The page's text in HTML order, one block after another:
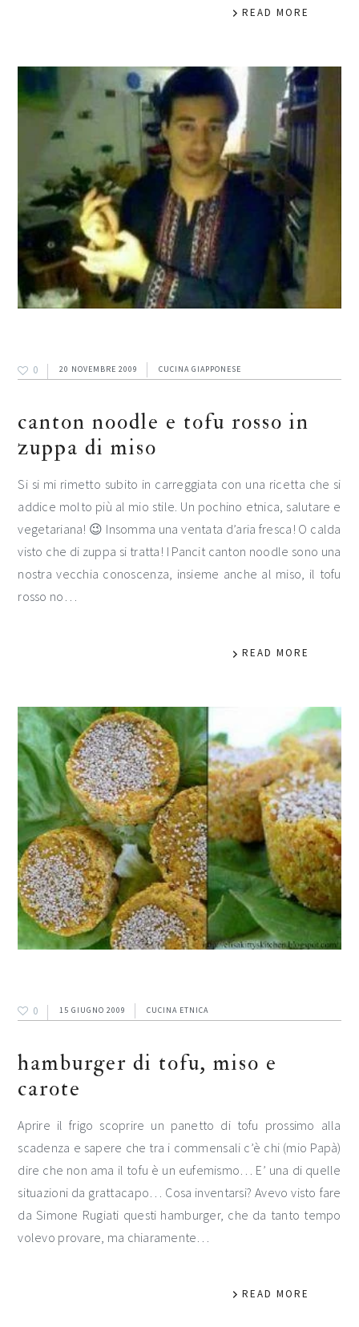
READ MORE
0 20 NOVEMBRE 2009 CUCINA GIAPPONESE
canton noodle e tofu rosso in
zuppa di miso
Si si mi rimetto subito in carreggiata con una ricetta che si
addice molto più al mio stile. Un pochino etnica, salutare e
vegetariana! 😉 Insomma una ventata d’aria fresca! O calda
visto che di zuppa si tratta! I Pancit canton noodle sono una
nostra vecchia conoscenza, insieme anche al miso, il tofu
rosso no…
READ MORE
0 15 GIUGNO 2009 CUCINA ETNICA
hamburger di tofu, miso e
carote
Aprire il frigo scoprire un panetto di tofu prossimo alla
scadenza e sapere che tra i commensali c’è chi (mio Papà)
dire che non ama il tofu è un eufemismo… E’ una di quelle
situazioni da grattacapo… Cosa inventarsi? Avevo visto fare
da Simone Rugiati questi hamburger, che da tanto tempo
volevo provare, ma chiaramente…
READ MORE